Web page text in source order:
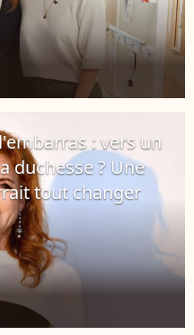
: vers un
duchesse ? Une
tout changer